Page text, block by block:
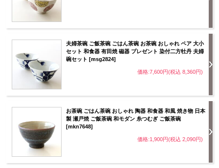
夫婦茶碗 ご飯茶碗 ごはん茶碗 お茶碗 おしゃれ ペア 大小
セット 和食器 有田焼 磁器 プレゼント 染付二方牡丹 夫婦
碗セット [msg2824]
価格:7,600円(税込 8,360円)
お茶碗 ごはん茶碗 おしゃれ 陶器 和食器 和風 焼き物 日本
製 瀬戸焼 ご飯茶碗 和モダン 糸つむぎ ご飯茶碗
[mkn7648]
価格:1,900円(税込 2,090円)